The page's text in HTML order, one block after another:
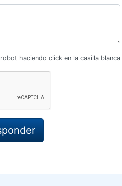
haciendo click en la casilla blanca